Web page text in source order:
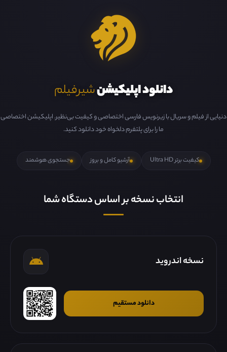
دانلود اپلیکیشنشیرفیلم
دنیایی از فیلم و سریال با زیرنویس فارسی اختصاصی و کیفیت بی‌نظیر. اپلیکیشن اختصاصی
ما را برای پلتفرم دلخواه خود دانلود کنید.
کیفیت برتر Ultra HD آرشیو کامل و بروز جستجوی هوشمند
انتخاب نسخه بر اساس دستگاه شما
نسخه اندروید
دانلود مستقیم